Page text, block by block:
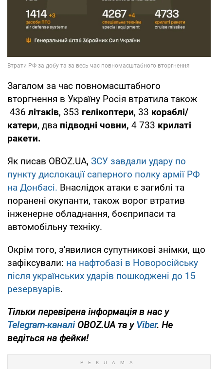
Загалом за час повномасштабного
вторгнення в Україну Росія втратила також
436 літаків, 353 гелікоптери, 33 кораблі/
катери, два підводні човни, 4 733 крилаті
ракети.
Як писав OBOZ.UA, ЗСУ завдали удару по
пункту дислокації саперного полку армії РФ
на Донбасі. Внаслідок атаки є загиблі та
поранені окупанти, також ворог втратив
інженерне обладнання, боєприпаси та
автомобільну техніку.
Окрім того, з'явилися супутникові знімки, що
зафіксували: на нафтобазі в Новоросійську
після українських ударів пошкоджені до 15
резервуарів.
Тільки перевірена інформація в нас у
Telegram-каналіOBOZ.UA та уViber. Не
ведіться на фейки!